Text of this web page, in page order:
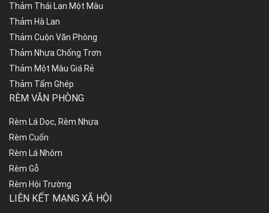
Thảm Thái Lan Một Màu
Thảm Hà Lan
Thảm Cuộn Văn Phòng
Thảm Nhựa Chống Trơn
Thảm Một Màu Giá Rẻ
Thảm Tấm Ghép
RÈM VĂN PHÒNG
Rèm Lá Dọc, Rèm Nhựa
Rèm Cuốn
Rèm Lá Nhôm
Rèm Gỗ
Rèm Hội Trường
LIÊN KẾT MẠNG XÃ HỘI